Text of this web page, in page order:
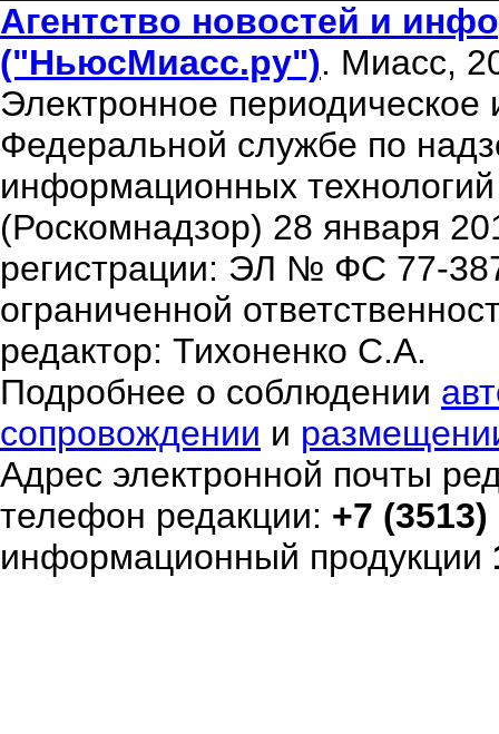
Агентство новостей и
("НьюсМиасс.ру"). Миасс,
Электронное периодическое
Федеральной службе по
информационных
(Роскомнадзор) 28 января
регистрации: ЭЛ № ФС 77-
ограниченной
редактор: Тихоненко С.А.
Подробнее о соблюдении
сопровождении и
Адрес электронной почты
телефон редакции: +7
информационный продукции